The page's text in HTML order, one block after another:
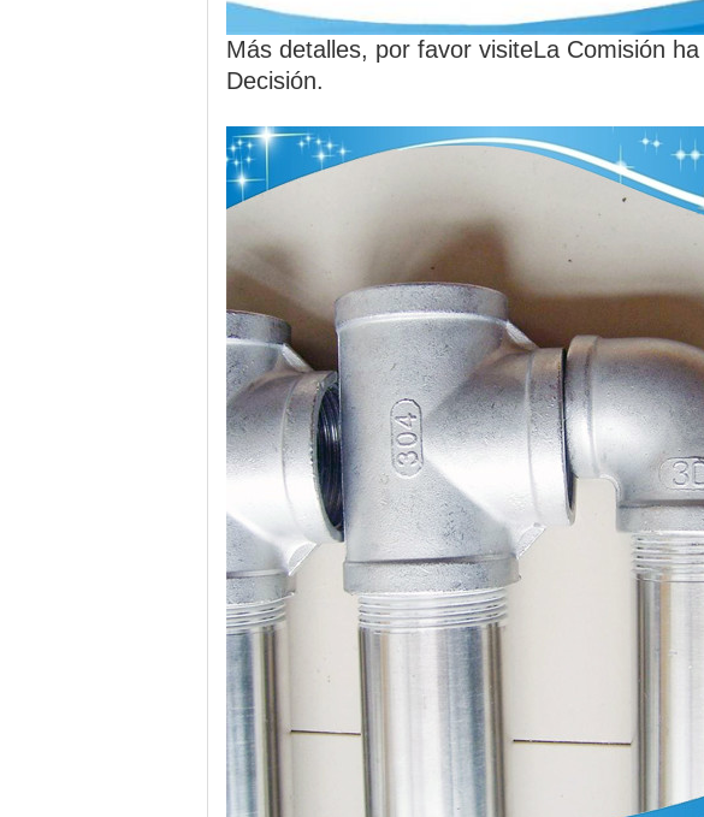
Más detalles, por favor visiteLa Comisión
Decisión.